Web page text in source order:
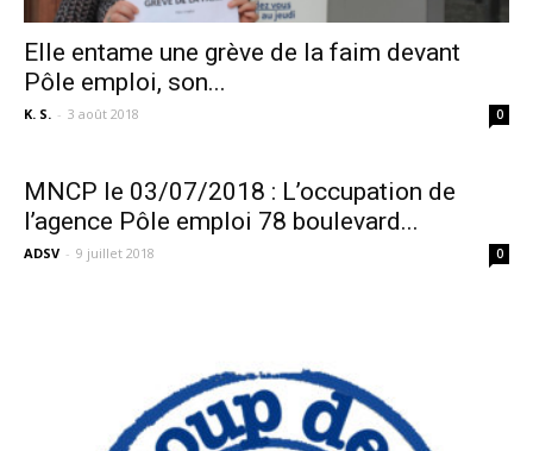
Elle entame une grève de la faim devant
Pôle emploi, son...
K. S. - 3 août 2018 0
MNCP le 03/07/2018 : L’occupation de
l’agence Pôle emploi 78 boulevard...
ADSV - 9 juillet 2018 0